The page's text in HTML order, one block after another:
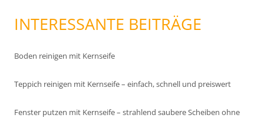
INTERESSANTE BEITRÄGE
Boden reinigen mit Kernseife
Teppich reinigen mit Kernseife – einfach, schnell und preiswert
Fenster putzen mit Kernseife – strahlend saubere Scheiben ohne